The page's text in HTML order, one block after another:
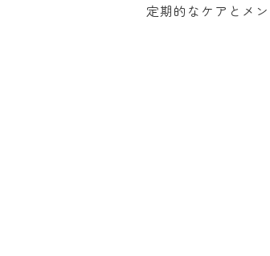
定期的なケアとメ